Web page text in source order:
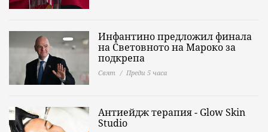
Инфантино предложил финала
на Световното на Мароко за
подкрепа
Свят Преди 5 часа
Антиейдж терапия - Glow Skin
Studio